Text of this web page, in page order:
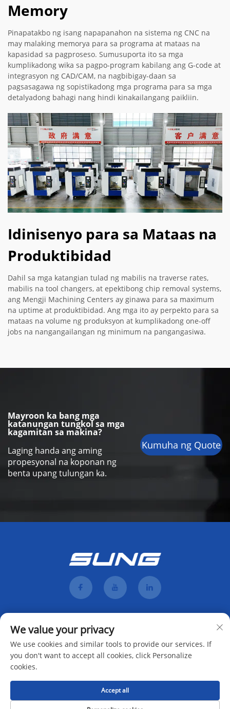
Memory
Pinapatakbo ng isang napapanahon na sistema ng CNC na
may malaking memorya para sa programa at mataas na
kapasidad sa pagproseso. Sumusuporta ito sa mga
kumplikadong wika sa pagpo-program kabilang ang G-code at
integrasyon ng CAD/CAM, na nagbibigay-daan sa
pagsasagawa ng sopistikadong mga programa para sa mga
detalyadong bahagi nang hindi kinakailangang paikliin.
Idinisenyo para sa Mataas na
Produktibidad
Dahil sa mga katangian tulad ng mabilis na traverse rates,
mabilis na tool changers, at epektibong chip removal systems,
ang Mengji Machining Centers ay ginawa para sa maximum
na uptime at produktibidad. Ang mga ito ay perpekto para sa
mataas na volume ng produksyon at kumplikadong one-off
jobs na nangangailangan ng minimum na pangangasiwa.
Mayroon ka bang mga
katanungan tungkol sa mga
kagamitan sa makina?
Laging handa ang aming
propesyonal na koponan ng
benta upang tulungan ka.
Kumuha ng Quote
Karapatan sa Pagmamay-ari © 2025 ni Hunan Mengji Intelligent Equipment
We value your privacy
We use cookies and similar tools to provide our services. If
you don't want to accept all cookies, click Personalize
cookies.
Accept all